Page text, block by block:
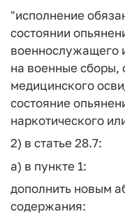
"исполнение
состоянии
военнослужащего
на военные сборы,
медицинского
состояние
наркотического
2) в статье 28.7:
а) в пункте 1:
дополнить новым
содержания: